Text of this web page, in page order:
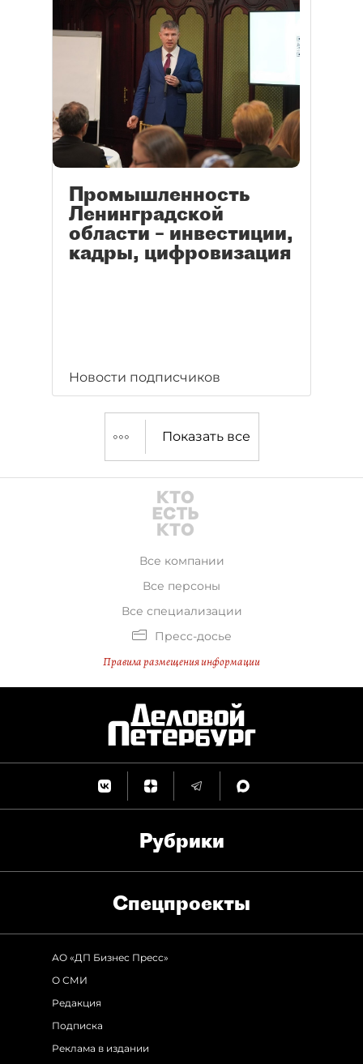
Промышленность
Ленинградской
области – инвестиции,
кадры, цифровизация
Новости подписчиков
Показать все
Все компании
Все персоны
Все специализации
Пресс-досье
Правила размещения информации
Рубрики
Спец­проекты
АО «ДП Бизнес Пресс»
О СМИ
Редакция
Подписка
Реклама в издании